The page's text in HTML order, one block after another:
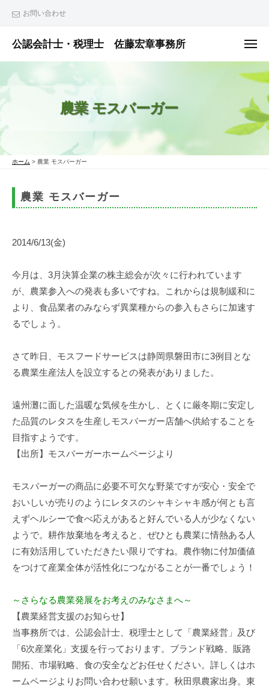
へ
ス
ッ
プ
お問い合わせ
公認会計士・税理士 佐藤宏章事務所
公
認
理
佐
宏
事
務
メ
ュ
ー
農業 モスバーガー
ホーム > 農業 モスバーガー
農業 モスバーガー
2014/6/13(金)
今月は、3月決算企業の株主総会が次々に行われています
が、農業参入への発表も多いですね。これからは規制緩和に
より、食品業者のみならず異業種からの参入もさらに加速す
るでしょう。
さて昨日、モスフードサービスは静岡県磐田市に3例目とな
る農業生産法人を設立するとの発表がありました。
遠州灘に面した温暖な気候を生かし、とくに厳冬期に安定し
た品質のレタスを生産しモスバーガー店舗へ供給することを
目指すようです。
【出所】モスバーガーホームページより
モスバーガーの商品に必要不可欠な野菜ですが安心・安全で
おいしいが売りのようにレタスのシャキシャキ感が何とも言
えずヘルシーで食べ応えがあると好んでいる人が少なくない
ようで。耕作放棄地を考えると、ぜひとも農業に情熱ある人
に有効活用していただきたい限りですね。農作物に付加価値
をつけて産業全体が活性化につながることが一番でしょう！
～さらなる農業発展をお考えのみなさまへ～
【農業経営支援のお知らせ】
当事務所では、公認会計士、税理士として「農業経営」及び
「6次産業化」支援を行っております。ブランド戦略、販路
開拓、市場戦略、食の安全などお任せください。詳しくはホ
ームページよりお問い合わせ願います。秋田県農家出身。東